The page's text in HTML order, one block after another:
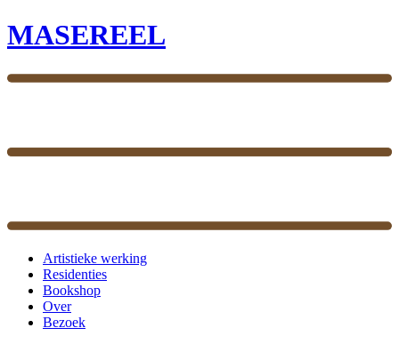
MASEREEL
Artistieke werking
Residenties
Bookshop
Over
Bezoek